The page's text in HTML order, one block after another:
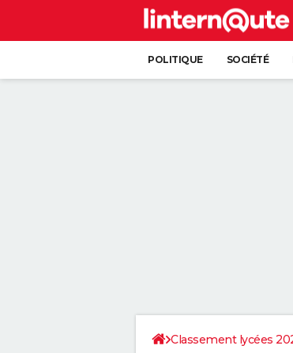
POLITIQUE SOCIÉTÉ
Classement lycées